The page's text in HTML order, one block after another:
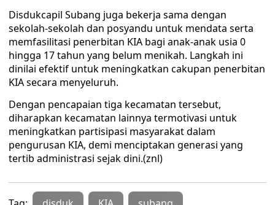
Disdukcapil Subang juga bekerja sama dengan
sekolah-sekolah dan posyandu untuk mendata serta
memfasilitasi penerbitan KIA bagi anak-anak usia 0
hingga 17 tahun yang belum menikah. Langkah ini
dinilai efektif untuk meningkatkan cakupan penerbitan
KIA secara menyeluruh.
Dengan pencapaian tiga kecamatan tersebut,
diharapkan kecamatan lainnya termotivasi untuk
meningkatkan partisipasi masyarakat dalam
pengurusan KIA, demi menciptakan generasi yang
tertib administrasi sejak dini.(znl)